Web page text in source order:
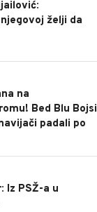
želji da
na
Bed Blu Bojsi
padali po
Iz PSŽ-a u